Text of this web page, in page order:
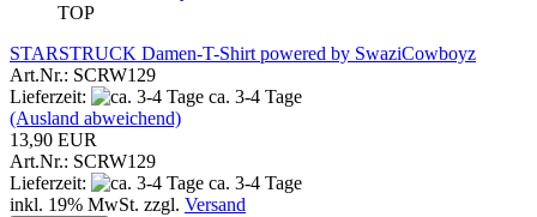
TOP
STARSTRUCK Damen-T-Shirt powered by SwaziCowboyz
Art.Nr.: SCRW129
Lieferzeit:
ca. 3-4 Tage
(Ausland abweichend)
13,90 EUR
Art.Nr.: SCRW129
Lieferzeit:
ca. 3-4 Tage
inkl. 19% MwSt. zzgl. Versand